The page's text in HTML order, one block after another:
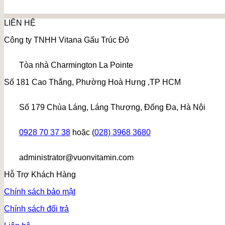
LIÊN HỆ
Công ty TNHH Vitana Gấu Trúc Đỏ
Tòa nhà Charmington La Pointe
Số 181 Cao Thắng, Phường Hoà Hưng ,TP HCM
Số 179 Chùa Láng, Láng Thượng, Đống Đa, Hà Nội
0928 70 37 38 hoặc (028) 3968 3680
administrator@vuonvitamin.com
Hỗ Trợ Khách Hàng
Chính sách bảo mật
Chính sách đổi trả